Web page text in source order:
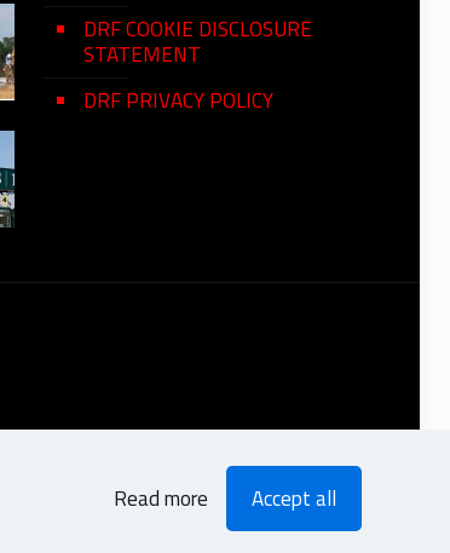
DRF COOKIE DISCLOSURE
STATEMENT
DRF PRIVACY POLICY
Read more Accept all